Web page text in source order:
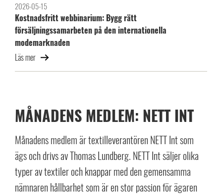
2026-05-15
Kostnadsfritt webbinarium: Bygg rätt
försäljningssamarbeten på den internationella
modemarknaden
Läs mer
MÅNADENS MEDLEM: NETT INT
Månadens medlem är textilleverantören NETT Int som
ägs och drivs av Thomas Lundberg. NETT Int säljer olika
typer av textiler och knappar med den gemensamma
nämnaren hållbarhet som är en stor passion för ägaren